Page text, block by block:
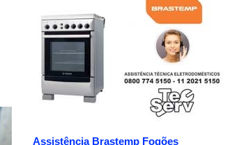
Assistência Brastemp Fogões